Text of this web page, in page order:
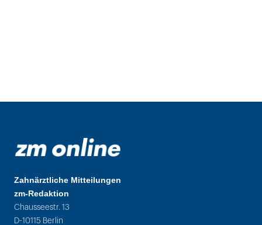
Zahnärztliche Mitteilungen
zm-Redaktion
Chausseestr. 13
D-10115 Berlin